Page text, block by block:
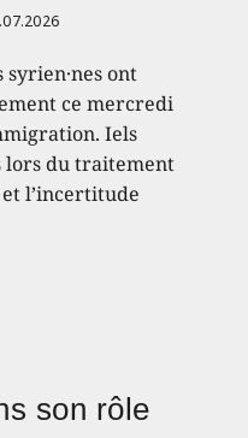
syrien·nes ont
ce mercredi
Iels
lors du traitement
l’incertitude
son rôle